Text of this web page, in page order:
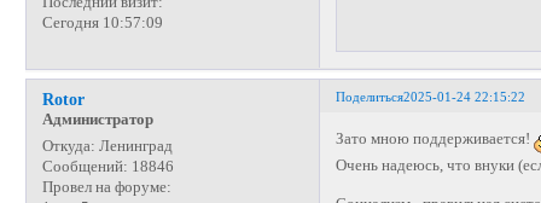
Сегодня 10:57:09
Поделиться2025-01-24 22:15:22
Rotor
Администратор
Откуда: Ленинград
Сообщений: 18846
Провел на форуме:
Зато мною поддерживается!
Очень надеюсь, что внуки